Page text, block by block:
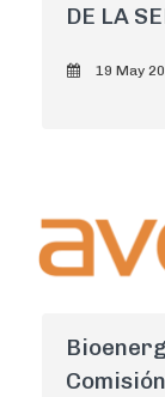
DE LA
19 May